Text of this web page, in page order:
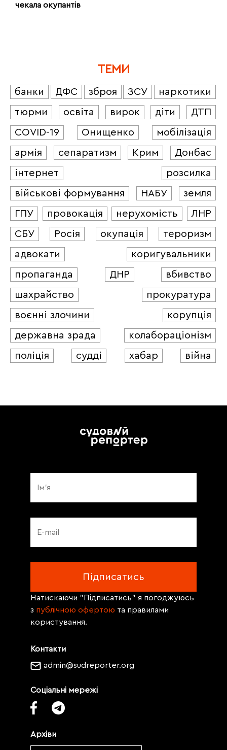
чекала окупантів
ТЕМИ
банки ДФС зброя ЗСУ
наркотики
тюрми
освіта вирок діти
ДТП
COVID-19
Онищенко
мобілізація
армія
сепаратизм Крим
Донбас
інтернет
розсилка
військові формування
НАБУ
земля
ГПУ
провокація нерухомість
ЛНР
СБУ
Росія окупація
тероризм
адвокати
коригувальники
пропаганда
ДНР
вбивство
шахрайство
прокуратура
воєнні злочини
корупція
державна зрада
колабораціонізм
поліція
судді хабар війна
Контакти
admin@sudreporter.org
Соціальні мережі
Архіви
Натискаючи "Підписатись" я погоджуюсь
з публічною офертою та правилами
користування.